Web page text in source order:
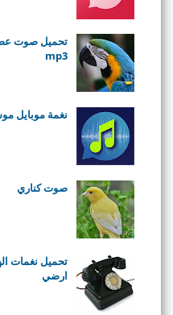
تحميل صوت
mp3
نغمة موبايل
صوت كناري
تحميل نغمات
ارضي